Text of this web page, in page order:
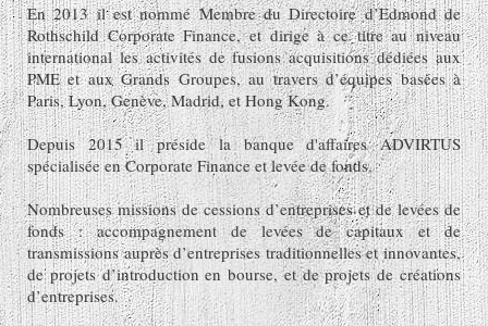
En 2013 il est nommé Membre du Directoire d’Edmond de
Rothschild Corporate Finance, et dirige à ce titre au niveau
international les activités de fusions acquisitions dédiées aux
PME et aux Grands Groupes, au travers d’équipes basées à
Paris, Lyon, Genève, Madrid, et Hong Kong.
Depuis 2015 il préside la banque d'affaires ADVIRTUS
spécialisée en Corporate Finance et levée de fonds.
Nombreuses missions de cessions d’entreprises et de levées de
fonds : accompagnement de levées de capitaux et de
transmissions auprès d’entreprises traditionnelles et innovantes,
de projets d’introduction en bourse, et de projets de créations
d’entreprises.